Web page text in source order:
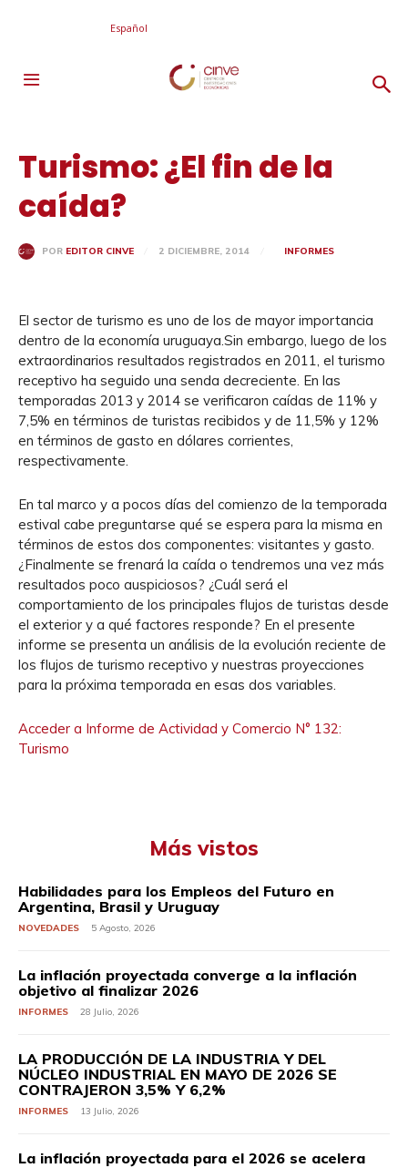
Español
Turismo: ¿El fin de la
caída?
POR EDITOR CINVE 2 DICIEMBRE, 2014 INFORMES
El sector de turismo es uno de los de mayor importancia
dentro de la economía uruguaya.Sin embargo, luego de los
extraordinarios resultados registrados en 2011, el turismo
receptivo ha seguido una senda decreciente. En las
temporadas 2013 y 2014 se verificaron caídas de 11% y
7,5% en términos de turistas recibidos y de 11,5% y 12%
en términos de gasto en dólares corrientes,
respectivamente.
En tal marco y a pocos días del comienzo de la temporada
estival cabe preguntarse qué se espera para la misma en
términos de estos dos componentes: visitantes y gasto.
¿Finalmente se frenará la caída o tendremos una vez más
resultados poco auspiciosos? ¿Cuál será el
comportamiento de los principales flujos de turistas desde
el exterior y a qué factores responde? En el presente
informe se presenta un análisis de la evolución reciente de
los flujos de turismo receptivo y nuestras proyecciones
para la próxima temporada en esas dos variables.
Acceder a Informe de Actividad y Comercio N° 132:
Turismo
Más vistos
Habilidades para los Empleos del Futuro en
Argentina, Brasil y Uruguay
NOVEDADES 5 Agosto, 2026
La inflación proyectada converge a la inflación
objetivo al finalizar 2026
INFORMES 28 Julio, 2026
LA PRODUCCIÓN DE LA INDUSTRIA Y DEL
NÚCLEO INDUSTRIAL EN MAYO DE 2026 SE
CONTRAJERON 3,5% Y 6,2%
INFORMES 13 Julio, 2026
La inflación proyectada para el 2026 se acelera